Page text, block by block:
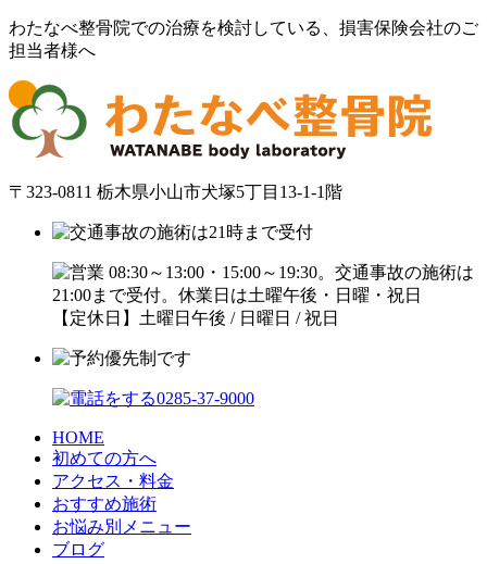
わたなべ整骨院での治療を検討している、損害保険会社のご
担当者様へ
〒323-0811 栃木県小山市犬塚5丁目13-1-1階
【定休日】土曜日午後 / 日曜日 / 祝日
HOME
初めての方へ
アクセス・料金
おすすめ施術
お悩み別メニュー
ブログ